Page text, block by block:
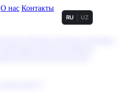
О нас Контакты
RU UZ